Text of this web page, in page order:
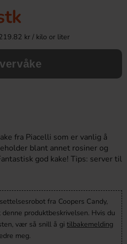
kr / kilo or liter
fra Piacelli som er vanlig å
blant annet rosiner og
god kake! Tips: server til
fra Coopers Candy,
produktbeskrivelsen. Hvis du
vær så snill å gi tilbakemelding
meg.